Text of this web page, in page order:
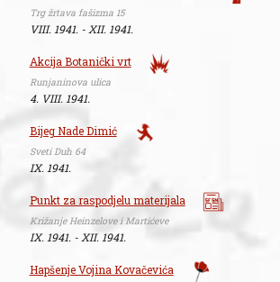
Trg žrtava fašizma 15
VIII. 1941. - XII. 1941.
Akcija Botanički vrt
Runjaninova ulica
4. VIII. 1941.
Bijeg Nade Dimić
Sveti Duh 64
IX. 1941.
Punkt za raspodjelu materijala
Križanje Heinzelove i Martićeve
IX. 1941. - XII. 1941.
Hapšenje Vojina Kovačevića